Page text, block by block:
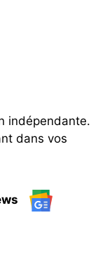
indépendante.
dans vos